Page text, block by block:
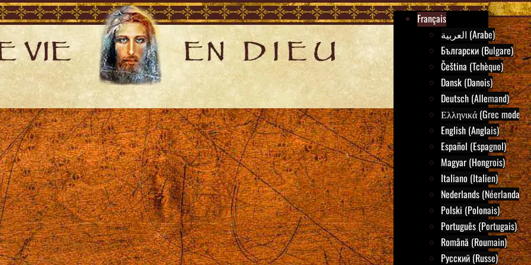
Français
العربية (Arabe)
Български (Bulgare)
Čeština (Tchèque)
Dansk (Danois)
Deutsch (Allemand)
Ελληνικά (Grec
English (Anglais)
Español (Espagnol)
Magyar (Hongrois)
Italiano (Italien)
Nederlands (Néerlandais)
Polski (Polonais)
Português (Portugais)
Română (Roumain)
Русский (Russe)